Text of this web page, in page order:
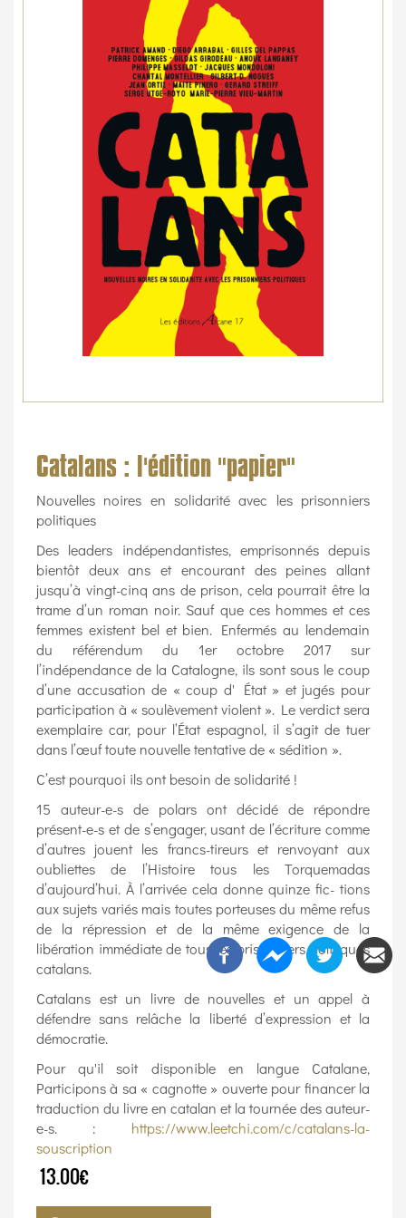
Catalans : l'édition "papier"
Nouvelles noires en solidarité avec les prisonniers
politiques
Des leaders indépendantistes, emprisonnés depuis
bientôt deux ans et encourant des peines allant
jusqu’à vingt-cinq ans de prison, cela pourrait être la
trame d’un roman noir. Sauf que ces hommes et ces
femmes existent bel et bien. Enfermés au lendemain
du référendum du 1er octobre 2017 sur
l’indépendance de la Catalogne, ils sont sous le coup
d’une accusation de « coup d' État » et jugés pour
participation à « soulèvement violent ». Le verdict sera
exemplaire car, pour l’État espagnol, il s’agit de tuer
dans l’œuf toute nouvelle tentative de « sédition ».
C’est pourquoi ils ont besoin de solidarité !
15 auteur-e-s de polars ont décidé de répondre
présent-e-s et de s’engager, usant de l’écriture comme
d’autres jouent les francs-tireurs et renvoyant aux
oubliettes de l’Histoire tous les Torquemadas
d’aujourd’hui. À l’arrivée cela donne quinze fic- tions
aux sujets variés mais toutes porteuses du même refus
de la répression et de la même exigence de la
libération immédiate de tous les prisonniers politiques
catalans.
Catalans est un livre de nouvelles et un appel à
défendre sans relâche la liberté d’expression et la
démocratie.
Pour qu'il soit disponible en langue Catalane,
Participons à sa « cagnotte » ouverte pour financer la
traduction du livre en catalan et la tournée des auteur-
e-s. : https://www.leetchi.com/c/catalans-la-
souscription
13.00€